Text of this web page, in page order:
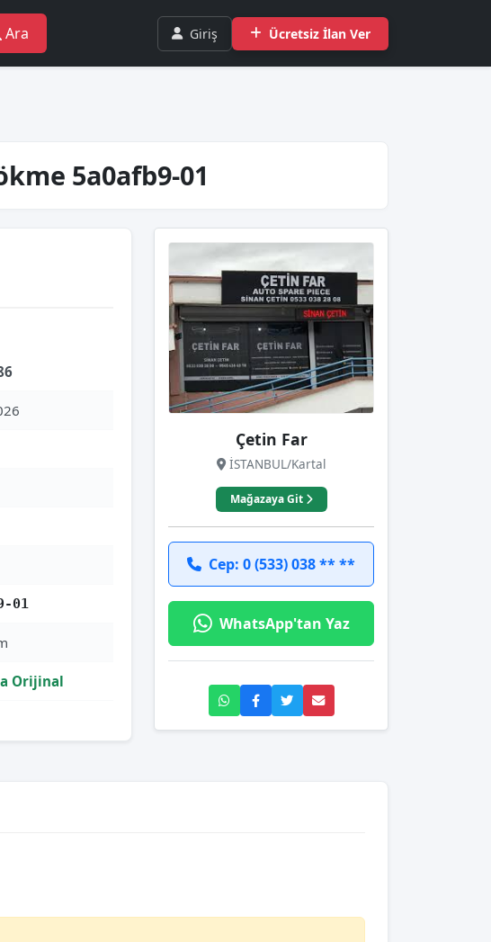
Ara Giriş Ücretsiz İlan Ver
5a0afb9-01
01
Orijinal
Çetin Far
İSTANBUL/Kartal
Mağazaya Git
Cep: 0 (533) 038 ** **
WhatsApp'tan Yaz